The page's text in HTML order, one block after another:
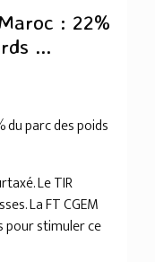
: 22%
...
parc des poids
Le TIR
La FT CGEM
pour stimuler ce